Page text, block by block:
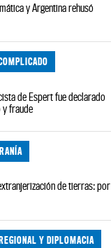
y Argentina rehusó
de Espert fue declarado
y fraude
de tierras: por
Y DIPLOMACIA